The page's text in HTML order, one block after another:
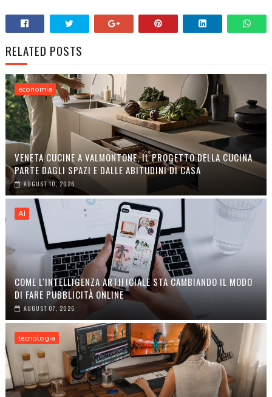
RELATED POSTS
economia
VENETA CUCINE A VALMONTONE, IL PROGETTO DELLA CUCINA
PARTE DAGLI SPAZI E DALLE ABITUDINI DI CASA
AUGUST 10, 2026
AI
COME L'INTELLIGENZA ARTIFICIALE STA CAMBIANDO IL MODO
DI FARE PUBBLICITÀ ONLINE
AUGUST 07, 2026
tecnologia